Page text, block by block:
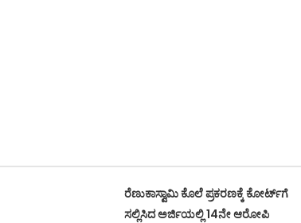
ರೆಣುಕಾಸ್ವಾಮಿ ಕೊಲೆ ಪ್ರಕರಣಕ್ಕೆ ಕೋರ್ಟ್‌ಗೆ
ಸಲ್ಲಿಸಿದ ಅರ್ಜಿಯಲ್ಲಿ 14ನೇ ಆರೋಪಿ